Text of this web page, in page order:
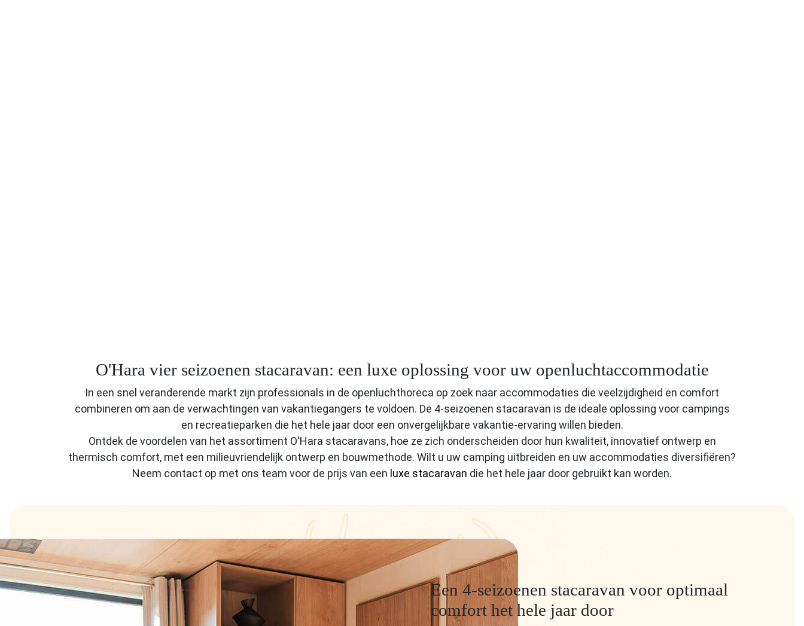
O'Hara vier seizoenen stacaravan: een luxe oplossing voor uw openluchtaccommodatie
In een snel veranderende markt zijn professionals in de openluchthoreca op zoek naar accommodaties die veelzijdigheid en comfort
combineren om aan de verwachtingen van vakantiegangers te voldoen. De 4-seizoenen stacaravan is de ideale oplossing voor campings
en recreatieparken die het hele jaar door een onvergelijkbare vakantie-ervaring willen bieden.
Ontdek de voordelen van het assortiment O'Hara stacaravans, hoe ze zich onderscheiden door hun kwaliteit, innovatief ontwerp en
thermisch comfort, met een milieuvriendelijk ontwerp en bouwmethode. Wilt u uw camping uitbreiden en uw accommodaties diversifiëren?
Neem contact op met ons team voor de prijs van een luxe stacaravan die het hele jaar door gebruikt kan worden.
Een 4-seizoenen stacaravan voor optimaal
comfort het hele jaar door